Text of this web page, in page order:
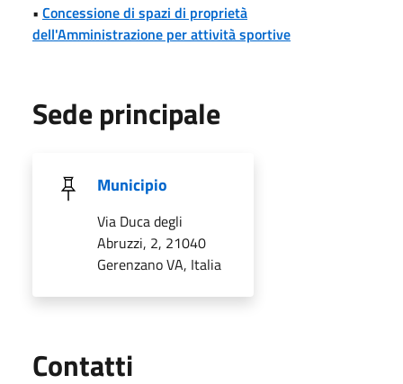
• Concessione di spazi di proprietà
dell'Amministrazione per attività sportive
Sede principale
Municipio
Via Duca degli
Abruzzi, 2, 21040
Gerenzano VA, Italia
Contatti